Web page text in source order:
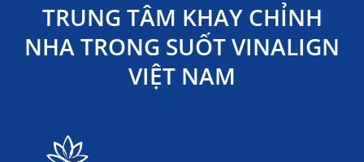
TRUNG TÂM KHAY CHỈNH
NHA TRONG SUỐT VINALIGN
VIỆT NAM